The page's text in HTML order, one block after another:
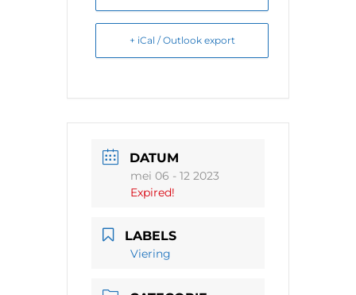
+ iCal / Outlook export
DATUM
mei 06 - 12 2023
Expired!
LABELS
Viering